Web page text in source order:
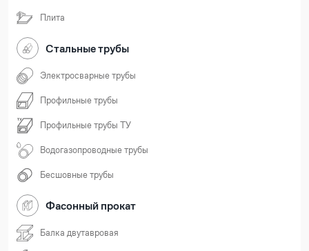
Плита
Стальные трубы
Электросварные трубы
Профильные трубы
Профильные трубы ТУ
Водогазопроводные трубы
Бесшовные трубы
Фасонный прокат
Балка двутавровая